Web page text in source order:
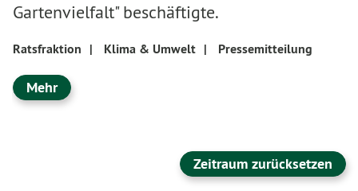
Gartenvielfalt" beschäftigte.
Ratsfraktion | Klima & Umwelt | Pressemitteilung
Mehr
Zeitraum zurücksetzen